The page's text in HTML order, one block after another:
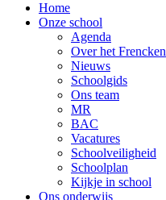
Home
Onze school
Agenda
Over het Frencken
Nieuws
Schoolgids
Ons team
MR
BAC
Vacatures
Schoolveiligheid
Schoolplan
Kijkje in school
Ons onderwijs